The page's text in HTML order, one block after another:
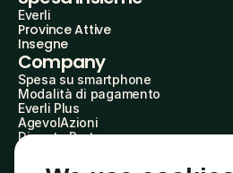
Everli
Province Attive
Insegne
Company
Spesa su smartphone
Modalità di pagamento
Everli Plus
AgevolAzioni
Diventa Partner
Everli Shoppers